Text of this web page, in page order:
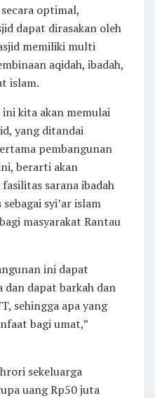
optimal,
dapat dirasakan oleh
memiliki multi
aqidah, ibadah,
islam.
kita akan memulai
yang ditandai
pembangunan
berarti akan
sarana ibadah
syi’ar islam
masyarakat Rantau
ini dapat
dan dapat barkah dan
sehingga apa yang
bagi umat,”
sekeluarga
uang Rp50 juta